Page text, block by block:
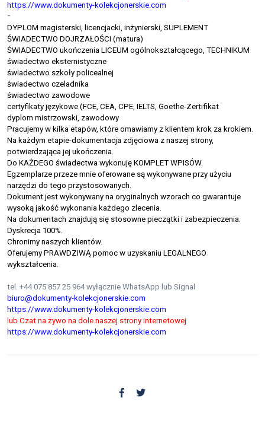
https://www.dokumenty-kolekcjonerskie.com
-
DYPLOM magisterski, licencjacki, inżynierski, SUPLEMENT
ŚWIADECTWO DOJRZAŁOŚCI (matura)
ŚWIADECTWO ukończenia LICEUM ogólnokształcącego, TECHNIKUM
świadectwo eksternistyczne
świadectwo szkoły policealnej
świadectwo czeladnika
świadectwo zawodowe
certyfikaty językowe (FCE, CEA, CPE, IELTS, Goethe-Zertifikat
dyplom mistrzowski, zawodowy
Pracujemy w kilka etapów, które omawiamy z klientem krok za krokiem.
Na każdym etapie-dokumentacja zdjęciowa z naszej strony,
potwierdzająca jej ukończenia.
Do KAŻDEGO świadectwa wykonuję KOMPLET WPISÓW.
Egzemplarze przeze mnie oferowane są wykonywane przy użyciu
narzędzi do tego przystosowanych.
Dokument jest wykonywany na oryginalnych wzorach co gwarantuje
wysoką jakość wykonania każdego zlecenia.
Na dokumentach znajdują się stosowne pieczątki i zabezpieczenia.
Dyskrecja 100%.
Chronimy naszych klientów.
Oferujemy PRAWDZIWĄ pomoc w uzyskaniu LEGALNEGO
wykształcenia.
tel. +44 075 857 25 964 wyłącznie WhatsApp lub Signal
biuro@dokumenty-kolekcjonerskie.com
https://www.dokumenty-kolekcjonerskie.com
lub Czat na żywo na dole naszej strony internetowej
https://www.dokumenty-kolekcjonerskie.com